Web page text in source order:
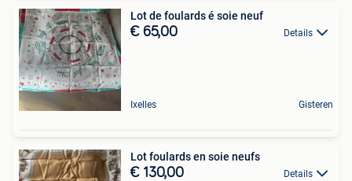
Lot de foulards é soie neuf
€ 65,00 Details
Ixelles Gisteren
Lot foulards en soie neufs
€ 130,00 Details